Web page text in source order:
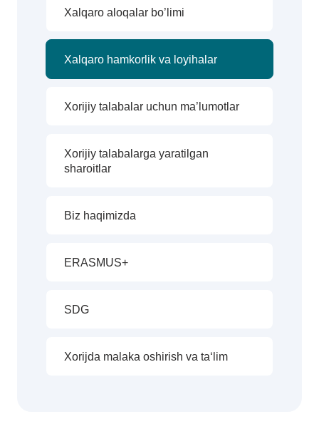
Xalqaro aloqalar bo’limi
Xalqaro hamkorlik va loyihalar
Xorijiy talabalar uchun ma’lumotlar
Xorijiy talabalarga yaratilgan
sharoitlar
Biz haqimizda
ERASMUS+
SDG
Xorijda malaka oshirish va ta‘lim